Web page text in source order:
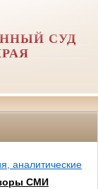
СУД
аналитические
СМИ